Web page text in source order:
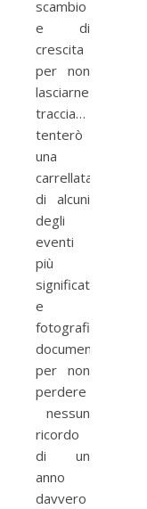
scambio
e di
crescita
per non
lasciarne
traccia…
tenterò
una
carrellata
di alcuni
degli
eventi
più
significativi,
e
fotograficamente
documentati,
per non
perdere
nessun
ricordo
di un
anno
davvero